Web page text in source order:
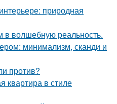
природная
в волшебную реальность.
минимализм, сканди и
против?
квартира в стиле